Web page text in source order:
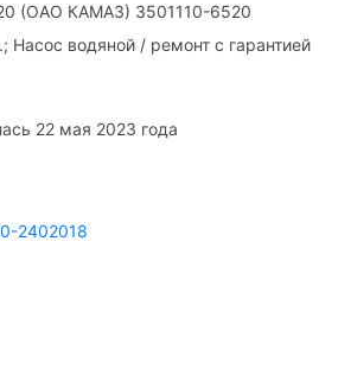
(ОАО КАМАЗ) 3501110-6520
Насос водяной / ремонт с гарантией
22 мая 2023 года
2402018